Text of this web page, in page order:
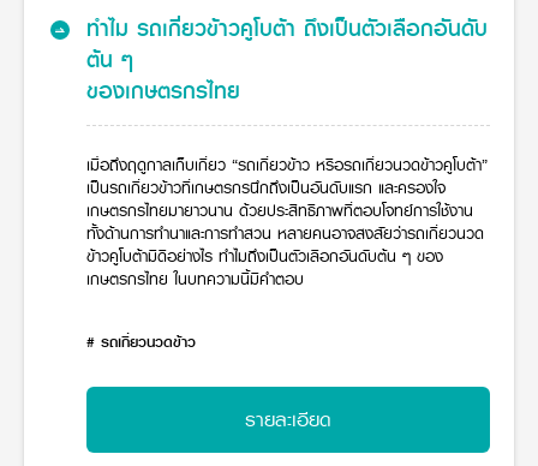
สินค้านวัตกรรมการเกษตร
โดรนการเกษตร
ติดต่อซื้อกล้าแผ่น
ที่มา
สินค้าที่ส่งออก
สำนักงานต่างประเทศ
ศูนย์บริการในต่างประเทศ
ประเทศคู่ค้า
ข่าวกิจกรรมเพื่อสังคม
โฆษณาคูโบต้า
ข่าวกิจกรรมเพื่อสังคม
การพัฒนาชุมชน และสังคม
การศึกษา และเยาวชน
สิ่งแวดล้อมความปลอดภัยและอาชีวอนามัย
คูโบต้าร่วมมือเกษตรร่วมใจ
เอกสารดาวน์โหลด
วารสารออนไลน์
บริการหลังการขาย
คูโบต้า สโตร์
KAS เกษตรครบวงจร
คูโบต้าฟาร์ม
คูโบต้าแฟมิลี่
ทำไม รถเกี่ยวข้าวคูโบต้า ถึงเป็นตัวเลือกอันดับ
ต้น ๆ
ของเกษตรกรไทย
เมื่อถึงฤดูกาลเก็บเกี่ยว “รถเกี่ยวข้าว หรือรถเกี่ยวนวดข้าวคูโบต้า”
เป็นรถเกี่ยวข้าวที่เกษตรกรนึกถึงเป็นอันดับแรก และครองใจ
เกษตรกรไทยมายาวนาน ด้วยประสิทธิภาพที่ตอบโจทย์การใช้งาน
ทั้งด้านการทำนาและการทำสวน หลายคนอาจสงสัยว่ารถเกี่ยวนวด
ข้าวคูโบต้ามีดีอย่างไร ทำไมถึงเป็นตัวเลือกอันดับต้น ๆ ของ
เกษตรกรไทย ในบทความนี้มีคำตอบ
# รถเกี่ยวนวดข้าว
รายละเอียด